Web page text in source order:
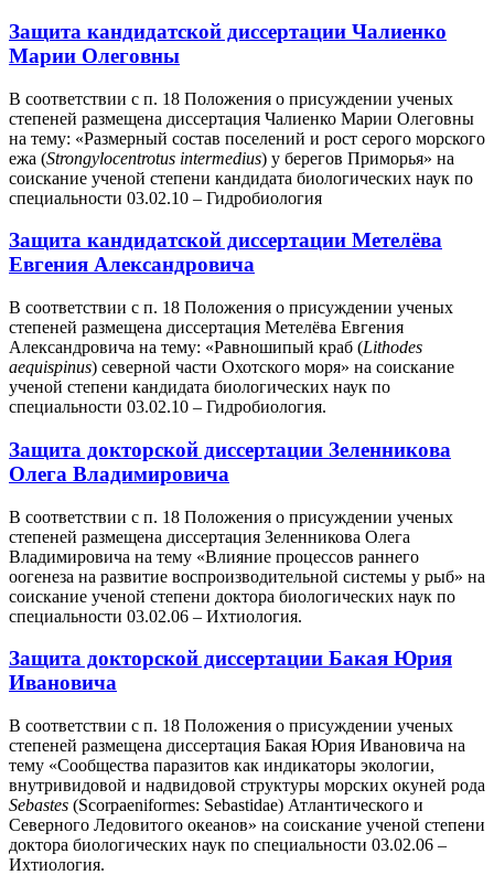
Защита кандидатской диссертации Чалиенко
Марии Олеговны
В соответствии с п. 18 Положения о присуждении ученых
степеней размещена диссертация Чалиенко Марии Олеговны
на тему: «Размерный состав поселений и рост серого морского
ежа (Strongylocentrotus intermedius) у берегов Приморья» на
соискание ученой степени кандидата биологических наук по
специальности 03.02.10 – Гидробиология
Защита кандидатской диссертации Метелёва
Евгения Александровича
В соответствии с п. 18 Положения о присуждении ученых
степеней размещена диссертация Метелёва Евгения
Александровича на тему: «Равношипый краб (Lithodes
aequispinus) северной части Охотского моря» на соискание
ученой степени кандидата биологических наук по
специальности 03.02.10 – Гидробиология.
Защита докторской диссертации Зеленникова
Олега Владимировича
В соответствии с п. 18 Положения о присуждении ученых
степеней размещена диссертация Зеленникова Олега
Владимировича на тему «Влияние процессов раннего
оогенеза на развитие воспроизводительной системы у рыб» на
соискание ученой степени доктора биологических наук по
специальности 03.02.06 – Ихтиология.
Защита докторской диссертации Бакая Юрия
Ивановича
В соответствии с п. 18 Положения о присуждении ученых
степеней размещена диссертация Бакая Юрия Ивановича на
тему «Сообщества паразитов как индикаторы экологии,
внутривидовой и надвидовой структуры морских окуней рода
Sebastes (Scorpaeniformes: Sebastidae) Атлантического и
Северного Ледовитого океанов» на соискание ученой степени
доктора биологических наук по специальности 03.02.06 –
Ихтиология.